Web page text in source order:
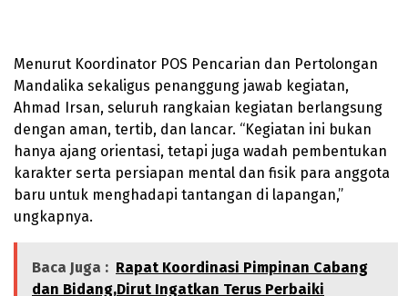
Menurut Koordinator POS Pencarian dan Pertolongan
Mandalika sekaligus penanggung jawab kegiatan,
Ahmad Irsan, seluruh rangkaian kegiatan berlangsung
dengan aman, tertib, dan lancar. “Kegiatan ini bukan
hanya ajang orientasi, tetapi juga wadah pembentukan
karakter serta persiapan mental dan fisik para anggota
baru untuk menghadapi tantangan di lapangan,”
ungkapnya.
Baca Juga : Rapat Koordinasi Pimpinan Cabang
dan Bidang,Dirut Ingatkan Terus Perbaiki